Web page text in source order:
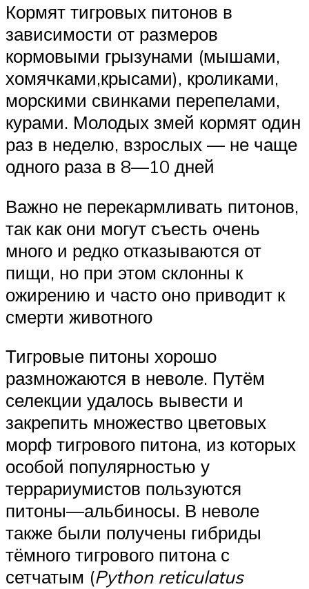
Кормят тигровых питонов в
зависимости от размеров
кормовыми грызунами (мышами,
хомячками,крысами), кроликами,
морскими свинками перепелами,
курами. Молодых змей кормят один
раз в неделю, взрослых — не чаще
одного раза в 8—10 дней
Важно не перекармливать питонов,
так как они могут съесть очень
много и редко отказываются от
пищи, но при этом склонны к
ожирению и часто оно приводит к
смерти животного
Тигровые питоны хорошо
размножаются в неволе. Путём
селекции удалось вывести и
закрепить множество цветовых
морф тигрового питона, из которых
особой популярностью у
террариумистов пользуются
питоны—альбиносы. В неволе
также были получены гибриды
тёмного тигрового питона с
сетчатым (Python reticulatus